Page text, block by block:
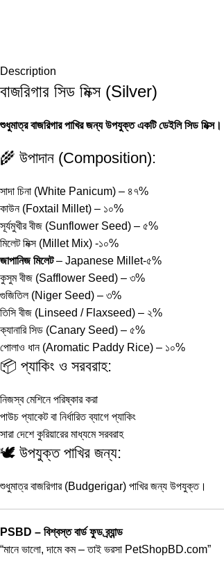
Description
বাজরিগার সিড মিক্স (Silver)
শুধুমাত্র বাজরিগার পাখির জন্য উপযুক্ত একটি ডেইলি সিড মিক্স।
🌾 উপাদান (Composition):
সাদা চিনা (White Panicum) – ৪৭%
কাউন (Foxtail Millet) – ১০%
সূর্যমুখীর বীজ (Sunflower Seed) – ৫%
মিলেট মিক্স (Millet Mix) -১০%
জাপানিজ মিলেট– Japanese Millet-৫%
কুসুম বীজ (Safflower Seed) – ৩%
গুজিতিল (Niger Seed) – ৩%
তিসি বীজ (Linseed / Flaxseed) – ২%
ক্যানারি সিড (Canary Seed) – ৫%
পোলাও ধান (Aromatic Paddy Rice) – ১০%
📦 প্যাকিং ও সরবরাহ:
নিজস্ব মেশিনে পরিষ্কার করা
পাউচ প্যাকেট বা নির্ধারিত ব্যাগে প্যাকিং
সারা দেশে কুরিয়ারের মাধ্যমে সরবরাহ
🕊️ উপযুক্ত পাখির জন্য:
শুধুমাত্র বাজরিগার (Budgerigar) পাখির জন্য উপযুক্ত।
PSBD – বিশ্বস্ত বার্ড ফুড ব্র্যান্ড
“মানে ভালো, দামে কম – তাই ভরসা PetShopBD.com”